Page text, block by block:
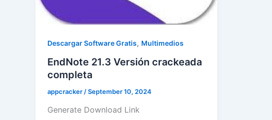
Descargar Software Gratis, Multimedios
EndNote 21.3 Versión crackeada
completa
appcracker /September 10, 2024
Generate Download Link